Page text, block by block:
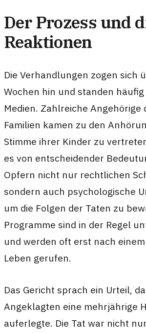
Der Prozess und
Reaktionen
Die Verhandlungen zogen sich
Wochen hin und standen
Medien. Zahlreiche
Familien kamen zu den
Stimme ihrer Kinder zu
es von entscheidender
Opfern nicht nur rechtlichen
sondern auch psychologische
um die Folgen der Taten zu
Programme sind in der Regel
und werden oft erst nach
Leben gerufen.
Das Gericht sprach ein Urteil,
Angeklagten eine mehrjährige
auferlegte. Die Tat war nicht